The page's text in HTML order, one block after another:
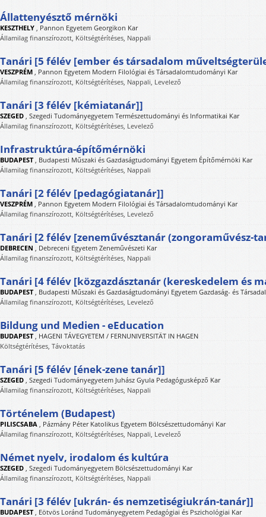
Állattenyésztő mérnöki
KESZTHELY , Pannon Egyetem Georgikon Kar
Államilag finanszírozott, Költségtérítéses, Nappali
Tanári [5 félév [ember és társadalom
VESZPRÉM , Pannon Egyetem Modern Filológiai és Társadalomtudományi Kar
Államilag finanszírozott, Költségtérítéses, Nappali, Levelező
Tanári [3 félév [kémiatanár]]
SZEGED , Szegedi Tudományegyetem Természettudományi és Informatikai Kar
Államilag finanszírozott, Költségtérítéses, Levelező
Infrastruktúra-építőmérnöki
BUDAPEST, Budapesti Műszaki és Gazdaságtudományi Egyetem Építőmérnöki Kar
Államilag finanszírozott, Költségtérítéses, Nappali
Tanári [2 félév [pedagógiatanár]]
VESZPRÉM , Pannon Egyetem Modern Filológiai és Társadalomtudományi Kar
Államilag finanszírozott, Költségtérítéses, Levelező
Tanári [2 félév [zeneművésztanár (zongoraművész-
DEBRECEN , Debreceni Egyetem Zeneművészeti Kar
Államilag finanszírozott, Költségtérítéses, Nappali
Tanári [4 félév [közgazdásztanár (kereskedelem és
BUDAPEST, Budapesti Műszaki és Gazdaságtudományi Egyetem Gazdaság- és
Államilag finanszírozott, Költségtérítéses, Levelező
Bildung und Medien - eEducation
BUDAPEST, HAGENI TÁVEGYETEM / FERNUNIVERSITÄT IN HAGEN
Költségtérítéses, Távoktatás
Tanári [5 félév [ének-zene tanár]]
SZEGED , Szegedi Tudományegyetem Juhász Gyula Pedagógusképző Kar
Államilag finanszírozott, Költségtérítéses, Nappali
Történelem (Budapest)
PILISCSABA , Pázmány Péter Katolikus Egyetem Bölcsészettudományi Kar
Államilag finanszírozott, Költségtérítéses, Nappali, Levelező
Német nyelv, irodalom és kultúra
SZEGED , Szegedi Tudományegyetem Bölcsészettudományi Kar
Államilag finanszírozott, Költségtérítéses, Nappali
Tanári [3 félév [ukrán- és nemzetiségiukrán-tanár]]
BUDAPEST, Eötvös Loránd Tudományegyetem Pedagógiai és Pszichológiai Kar